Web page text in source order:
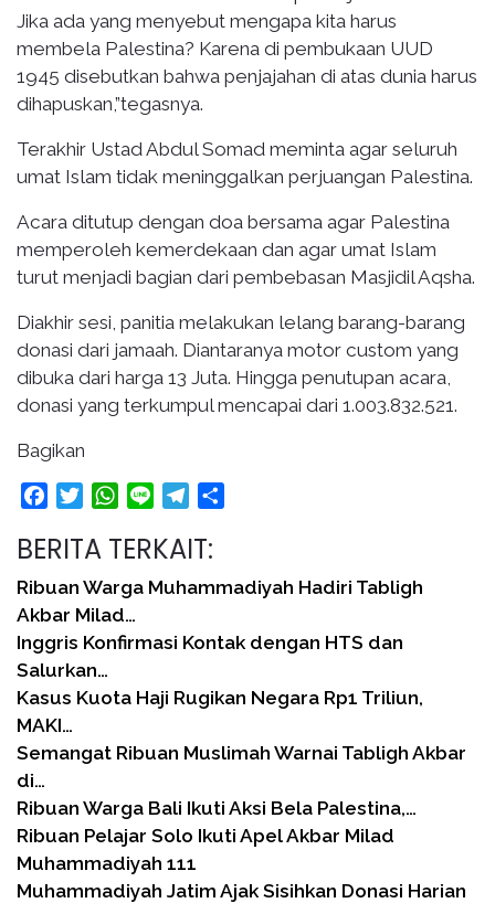
Jika ada yang menyebut mengapa kita harus
membela Palestina? Karena di pembukaan UUD
1945 disebutkan bahwa penjajahan di atas dunia harus
dihapuskan,”tegasnya.
Terakhir Ustad Abdul Somad meminta agar seluruh
umat Islam tidak meninggalkan perjuangan Palestina.
Acara ditutup dengan doa bersama agar Palestina
memperoleh kemerdekaan dan agar umat Islam
turut menjadi bagian dari pembebasan Masjidil Aqsha.
Diakhir sesi, panitia melakukan lelang barang-barang
donasi dari jamaah. Diantaranya motor custom yang
dibuka dari harga 13 Juta. Hingga penutupan acara,
donasi yang terkumpul mencapai dari 1.003.832.521.
Bagikan
FacebookTwitterWhatsApp
Line Telegram
BERITA TERKAIT:
Ribuan Warga Muhammadiyah Hadiri Tabligh
Akbar Milad…
Inggris Konfirmasi Kontak dengan HTS dan
Salurkan…
Kasus Kuota Haji Rugikan Negara Rp1 Triliun,
MAKI…
Semangat Ribuan Muslimah Warnai Tabligh Akbar
di…
Ribuan Warga Bali Ikuti Aksi Bela Palestina,…
Ribuan Pelajar Solo Ikuti Apel Akbar Milad
Muhammadiyah 111
Muhammadiyah Jatim Ajak Sisihkan Donasi Harian